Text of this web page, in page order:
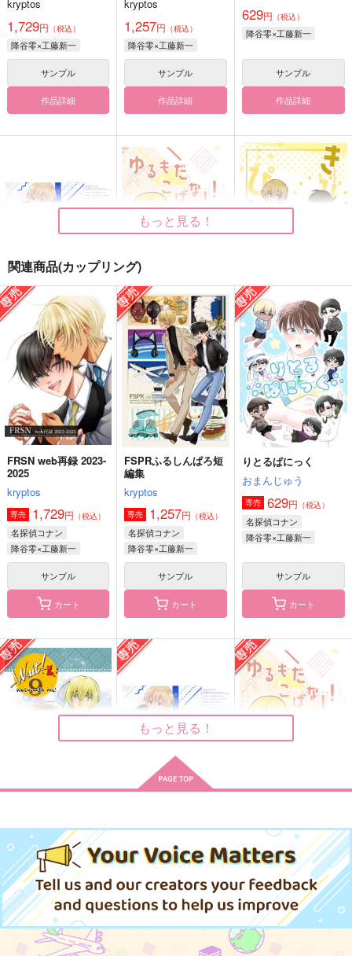
kryptos
1,729円 （税込）
降谷零×工藤新一
サンプル
作品詳細
kryptos
1,257円 （税込）
降谷零×工藤新一
サンプル
作品詳細
629円 （税込）
降谷零×工藤新一
サンプル
作品詳細
amuco
3,144円（税込）
安室透×江戸川コナン、降谷零×工藤新一
サンプル
作品詳細
ゆるもだこばなし
m-chiki
550円（税込）
降谷零×工藤新一
サンプル
作品詳細
きみはぴかぴか
m-chiki
550円（税込）
降谷零×工藤新一
サンプル
作品詳細
long long road.
あゆ
629円（税込）
降谷零×工藤新一
かがやける闇前編
Fractica
降谷零×工藤新一
サンプル
NUINUI observation!!
SUNSETROBO
629円（税込）
降谷零×工藤新一
もっと見る！
関連商品(カップリング)
FRSN web再録 2023-
2025
kryptos
専売 1,729円 （税込）
名探偵コナン
降谷零×工藤新一
サンプル
カート
FSPRふるしんぱろ短
編集
kryptos
専売 1,257円 （税込）
名探偵コナン
降谷零×工藤新一
サンプル
カート
りとるぱにっく
おまんじゅう
専売 629円 （税込）
名探偵コナン
降谷零×工藤新一
サンプル
カート
あゆ
専売 472 （税込）
名探偵コナン
降谷零×工藤新一
サンプル
カート
Rsf
専売 3,144円（税込）
安室透×江戸川コナン、降谷零×工藤新一
m-chiki
専売 550円（税込）
名探偵コナン
降谷零×工藤新一
サンプル
もっと見る！